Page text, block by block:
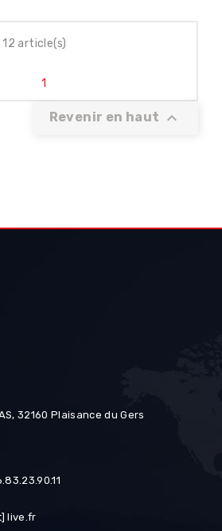
article(s)
1
Revenir en haut 
32160 Plaisance du Gers
live.fr